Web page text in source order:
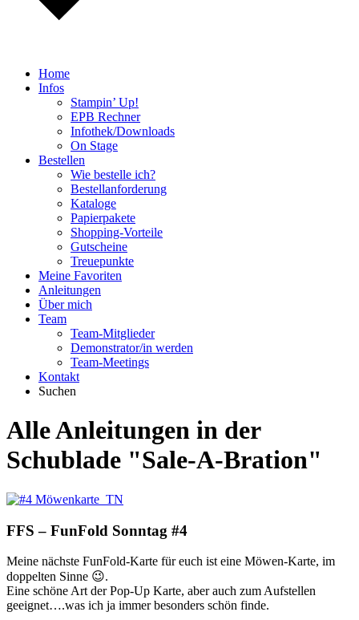
Home
Infos
Stampin’ Up!
EPB Rechner
Infothek/Downloads
On Stage
Bestellen
Wie bestelle ich?
Bestellanforderung
Kataloge
Papierpakete
Shopping-Vorteile
Gutscheine
Treuepunkte
Meine Favoriten
Anleitungen
Über mich
Team
Team-Mitglieder
Demonstrator/in werden
Team-Meetings
Kontakt
Suchen
Alle Anleitungen in der
Schublade "Sale-A-Bration"
FFS – FunFold Sonntag #4
Meine nächste FunFold-Karte für euch ist eine Möwen-Karte, im
doppelten Sinne 😉.
Eine schöne Art der Pop-Up Karte, aber auch zum Aufstellen
geeignet….was ich ja immer besonders schön finde.